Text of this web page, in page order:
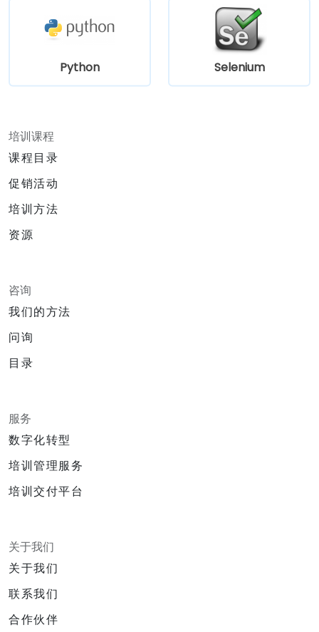
Python Selenium
培训课程
课程目录
促销活动
培训方法
资源
咨询
我们的方法
问询
目录
服务
数字化转型
培训管理服务
培训交付平台
关于我们
关于我们
联系我们
合作伙伴